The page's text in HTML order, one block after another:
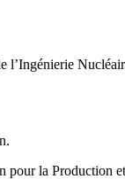
la Production